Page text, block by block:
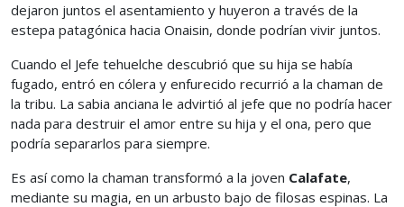
dejaron juntos el asentamiento y huyeron a través de la
estepa patagónica hacia Onaisin, donde podrían vivir juntos.
Cuando el Jefe tehuelche descubrió que su hija se había
fugado, entró en cólera y enfurecido recurrió a la chaman de
la tribu. La sabia anciana le advirtió al jefe que no podría hacer
nada para destruir el amor entre su hija y el ona, pero que
podría separarlos para siempre.
Es así como la chaman transformó a la joven Calafate,
mediante su magia, en un arbusto bajo de filosas espinas. La